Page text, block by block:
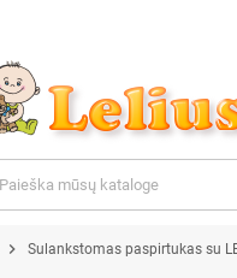
chevron_right Sulankstomas paspirtukas su